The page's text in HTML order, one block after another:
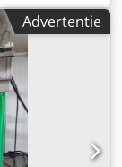
mm, totale
van het
beurzen. -
bovenfolie:
R Tajpfx Ai
voor
281 x
Advertentie